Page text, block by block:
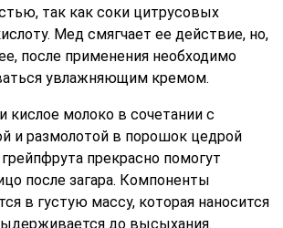
так как соки цитрусовых
Мед смягчает ее действие, но,
после применения необходимо
увлажняющим кремом.
кислое молоко в сочетании с
и размолотой в порошок цедрой
прекрасно помогут
после загара. Компоненты
в густую массу, которая наносится
до высыхания.